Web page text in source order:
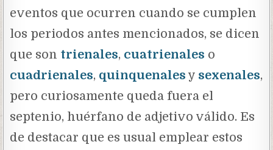
eventos que ocurren cuando se cumplen
los periodos antes mencionados, se dicen
que son trienales, cuatrienales o
cuadrienales, quinquenales y sexenales,
pero curiosamente queda fuera el
septenio, huérfano de adjetivo válido. Es
de destacar que es usual emplear estos